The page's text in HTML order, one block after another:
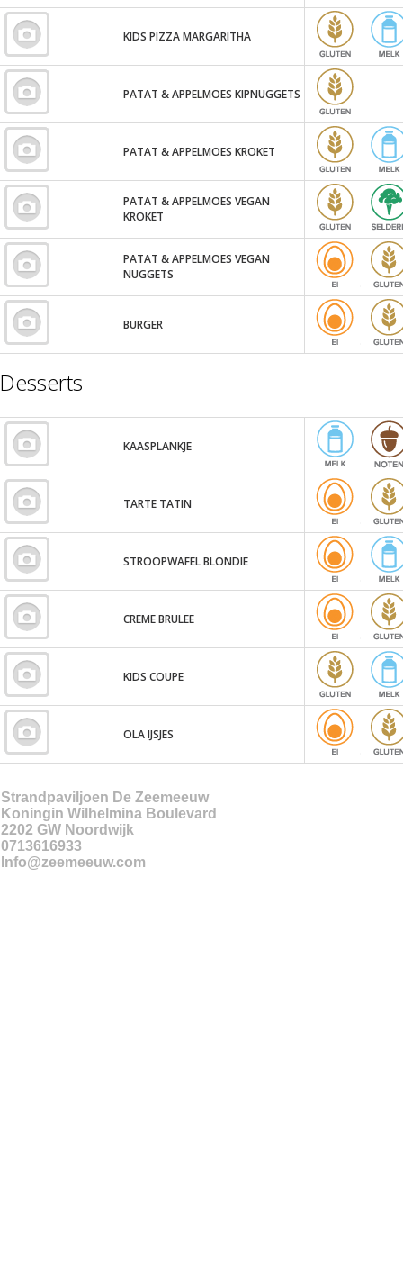
KIDS PIZZA MARGARITHA
PATAT & APPELMOES KIPNUGGETS
PATAT & APPELMOES KROKET
PATAT & APPELMOES VEGAN
KROKET
PATAT & APPELMOES VEGAN
NUGGETS
BURGER
Desserts
KAASPLANKJE
TARTE TATIN
STROOPWAFEL BLONDIE
CREME BRULEE
KIDS COUPE
OLA IJSJES
Strandpaviljoen De Zeemeeuw
Koningin Wilhelmina Boulevard
2202 GW Noordwijk
0713616933
Info@zeemeeuw.com